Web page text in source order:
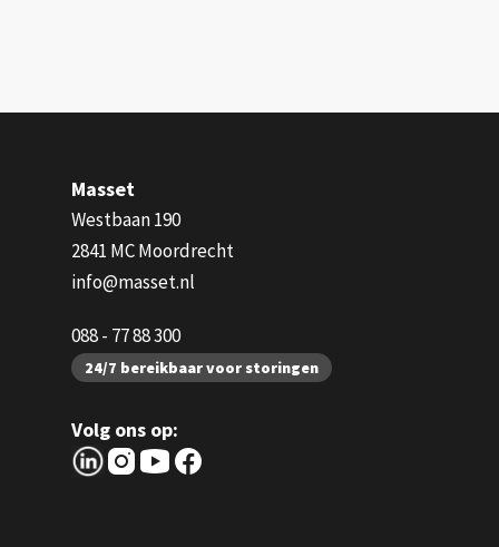
Masset
Westbaan 190
2841 MC Moordrecht
info@masset.nl
088 - 77 88 300
24/7 bereikbaar voor storingen
Volg ons op: